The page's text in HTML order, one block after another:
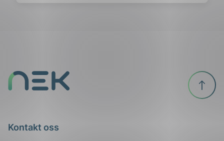
Kontakt oss
Til
toppen